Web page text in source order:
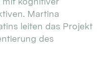
Martina
leiten das Projekt
des